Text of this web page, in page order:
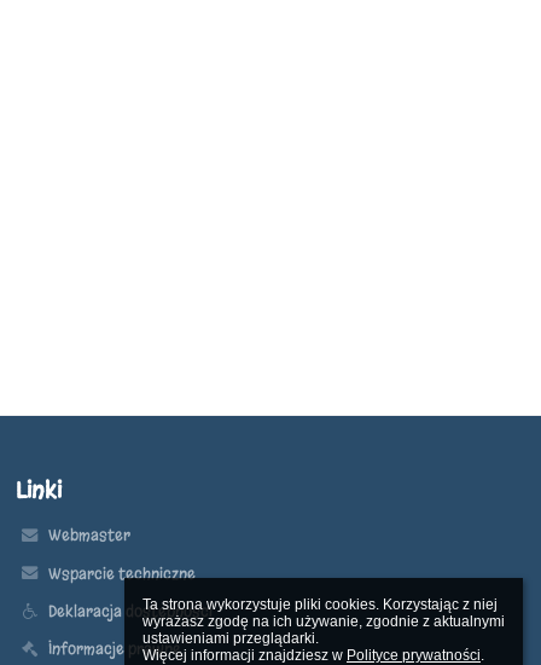
Ta strona wykorzystuje pliki cookies. Korzystając z niej
wyrażasz zgodę na ich używanie, zgodnie z aktualnymi
ustawieniami przeglądarki.
Więcej informacji znajdziesz w Polityce prywatności.
Linki
Webmaster
Wsparcie techniczne
Deklaracja dostępności
Informacje prawne